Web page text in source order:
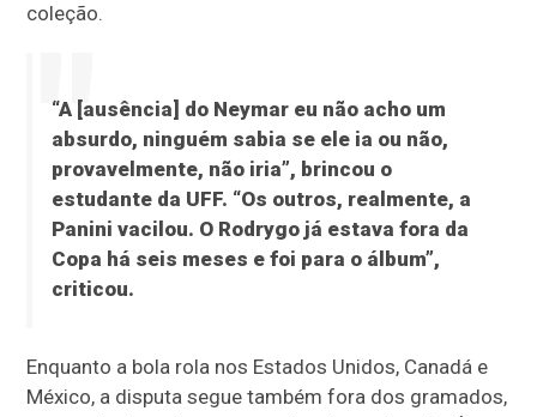
coleção.
“A [ausência] do Neymar eu não acho um
absurdo, ninguém sabia se ele ia ou não,
provavelmente, não iria”, brincou o
estudante da UFF. “Os outros, realmente, a
Panini vacilou. O Rodrygo já estava fora da
Copa há seis meses e foi para o álbum”,
criticou.
Enquanto a bola rola nos Estados Unidos, Canadá e
México, a disputa segue também fora dos gramados,